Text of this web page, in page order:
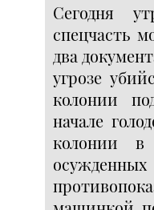
Сегодня
спецчасть
два
угрозе
колонии
начале
колонии